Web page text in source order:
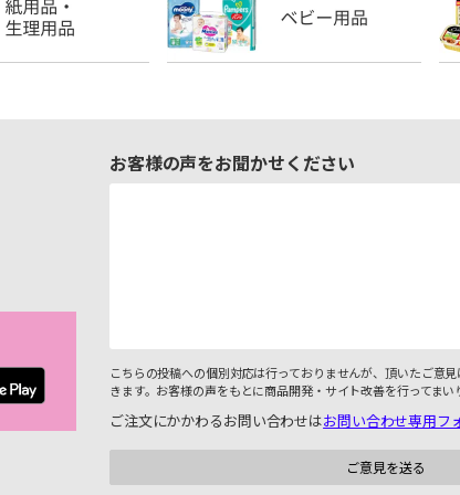
お客様の声をお聞かせください
こちらの投稿への個別対応は行っておりませんが、頂いたご意
きます。お客様の声をもとに商品開発・サイト改善を行ってまい
ご注文にかかわるお問い合わせはお問い合わせ専用フ